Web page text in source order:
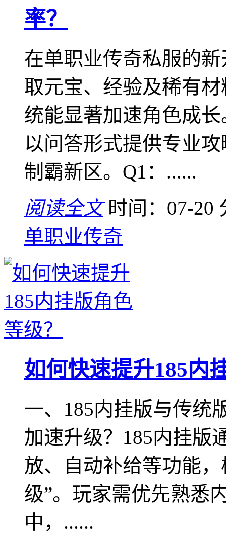
率？
在单职业传奇私服的
取元宝、经验及稀有
统能显著加速角色成
以问答形式提供专业
制霸新区。Q1：......
阅读全文 时间：07-20
单职业传奇
如何快速提升185内
一、185内挂版与传统
加速升级？185内挂版
放、自动补给等功能
级”。玩家需优先熟悉
中，......